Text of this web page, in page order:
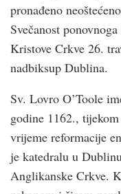
pronađeno
Svečanost
Kristove Crkve 26.
nadbiksup Dublina.
Sv. Lovro O’Toole
godine 1162.,
vrijeme reformacije
je katedralu u
Anglikanske Crkve.